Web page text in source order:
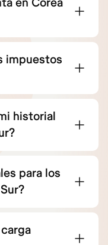
impuestos
historial
para los